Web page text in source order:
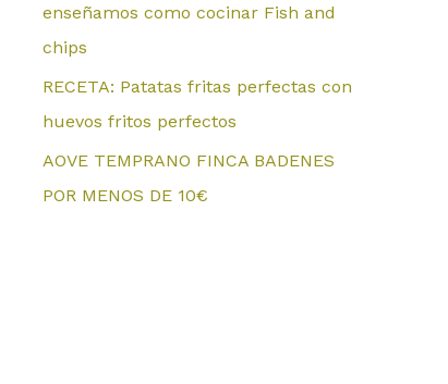
enseñamos como cocinar Fish and
chips
RECETA: Patatas fritas perfectas con
huevos fritos perfectos
AOVE TEMPRANO FINCA BADENES
POR MENOS DE 10€